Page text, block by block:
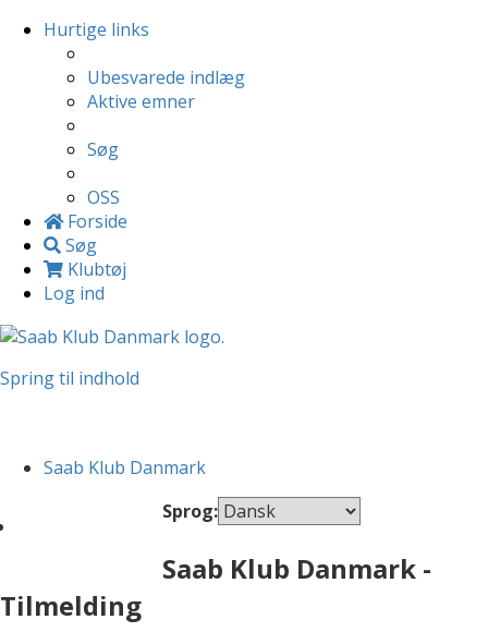
Hurtige links
Ubesvarede indlæg
Aktive emner
Søg
OSS
Forside
Søg
Klubtøj
Log ind
Spring til indhold
Saab Klub Danmark
Sprog:
Saab Klub Danmark -
Tilmelding